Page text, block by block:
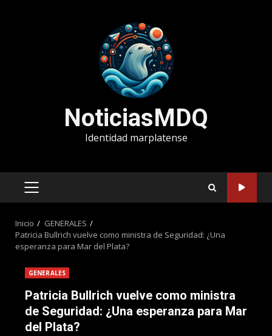
NoticiasMDQ
Identidad marplatense
MENÚ
Inicio
GENERALES
Patricia Bullrich vuelve como ministra de Seguridad: ¿Una
esperanza para Mar del Plata?
GENERALES
Patricia Bullrich vuelve como ministra
de Seguridad: ¿Una esperanza para Mar
del Plata?